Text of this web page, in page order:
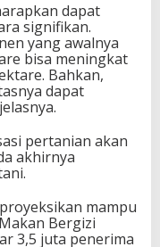
dapat
signifikan.
yang awalnya
bisa meningkat
Bahkan,
dapat
pertanian akan
akhirnya
mampu
Bergizi
3,5 juta penerima